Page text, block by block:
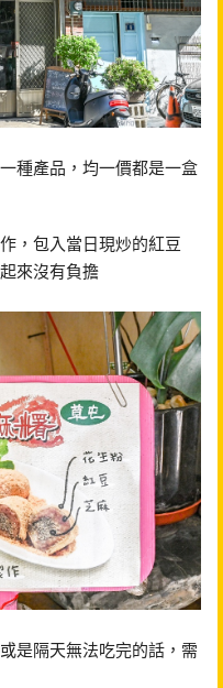
種產品，均一價都是一盒
，包入當日現炒的紅豆
來沒有負擔
是隔天無法吃完的話，需